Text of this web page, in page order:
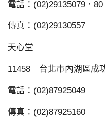
電話：(02)29135079．80
傳真：(02)29130557
天心堂
11458 台北市內湖區成
電話：(02)87925049
傳真：(02)87925160